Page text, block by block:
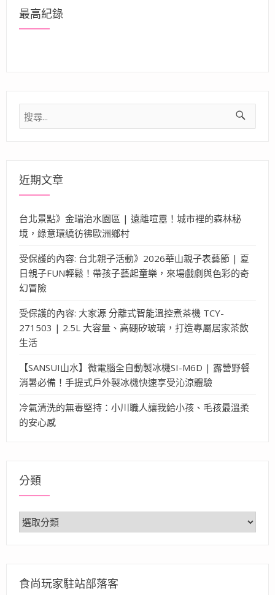
最高紀錄
搜
尋
近期文章
台北景點》金瑞治水園區 | 遠離喧囂！城市裡的森林秘
境，綠意環繞彷彿歐洲鄉村
受保護的內容: 台北親子活動》2026華山親子表藝節 | 夏
日親子FUN輕鬆！帶孩子藝起童樂，來場戲劇與色彩的奇
幻冒險
受保護的內容: 大家源 分離式智能溫控煮茶機 TCY-
271503 | 2.5L 大容量、高硼矽玻璃，打造專屬居家茶飲
生活
【SANSUI山水】微電腦全自動製冰機SI-M6D | 露營野餐
消暑必備！手提式戶外製冰機快速享受沁涼體驗
冷氣清洗的無毒堅持：小川職人讓我給小孩、毛孩最溫柔
的安心感
分類
分
類
食尚玩家駐站部落客